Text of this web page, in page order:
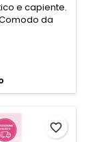
e capiente.
da
ogni
favorite_border